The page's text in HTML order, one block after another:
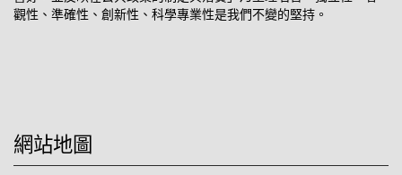
觀性、準確性、創新性、科學專業性是我們不變的堅持。
網站地圖